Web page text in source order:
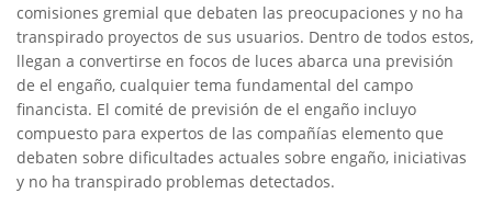
comisiones gremial que debaten las preocupaciones y no ha
transpirado proyectos de sus usuarios. Dentro de todos estos,
llegan a convertirse en focos de luces abarca una previsión
de el engaño, cualquier tema fundamental del campo
financista. El comité de previsión de el engaño incluyo
compuesto para expertos de las compañías elemento que
debaten sobre dificultades actuales sobre engaño, iniciativas
y no ha transpirado problemas detectados.